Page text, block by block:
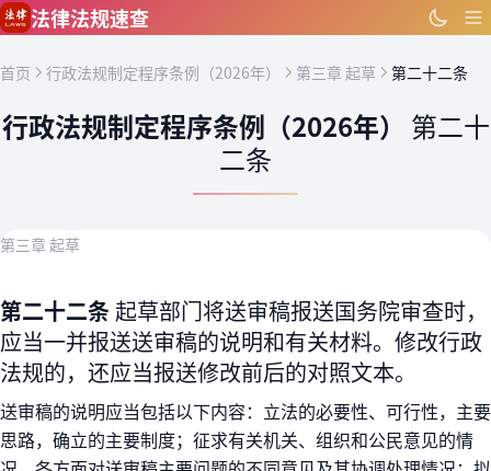
跳到主要内容
法律法规速查
首页 行政法规制定程序条例（2026年） 第三章 起草 第二十二条
行政法规制定程序条例（2026年） 第二十
二条
第三章 起草
第二十二条 起草部门将送审稿报送国务院审查时，
应当一并报送送审稿的说明和有关材料。修改行政
法规的，还应当报送修改前后的对照文本。
送审稿的说明应当包括以下内容：立法的必要性、可行性，主要
思路，确立的主要制度；征求有关机关、组织和公民意见的情